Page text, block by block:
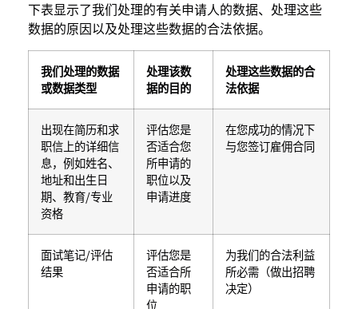
下表显示了我们处理的有关申请人的数据、处理这些
数据的原因以及处理这些数据的合法依据。
我们处理的数据
或数据类型
处理该数
据的目的
处理这些数据的合
法依据
出现在简历和求
职信上的详细信
息，例如姓名、
地址和出生日
期、教育/专业
资格
评估您是
否适合您
所申请的
职位以及
申请进度
在您成功的情况下
与您签订雇佣合同
面试笔记/评估
结果
评估您是
否适合所
申请的职
位
为我们的合法利益
所必需（做出招聘
决定）